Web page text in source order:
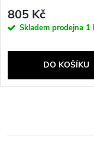
805 Kč
Skladem prodejna 1
DO KOŠÍKU